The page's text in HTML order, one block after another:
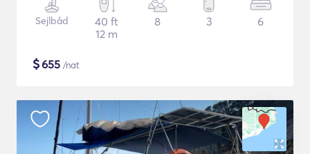
Sejlbåd
40 ft
12 m
8 3 6
$655 /nat